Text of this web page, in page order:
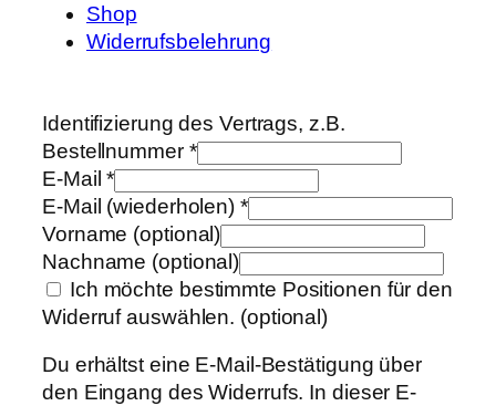
Shop
Widerrufsbelehrung
Identifizierung des Vertrags, z.B.
Bestellnummer *
E-Mail*
E-Mail (wiederholen) *
Vorname (optional)
Nachname (optional)
Ich möchte bestimmte Positionen für den
Widerruf auswählen. (optional)
Du erhältst eine E-Mail-Bestätigung über
den Eingang des Widerrufs. In dieser E-